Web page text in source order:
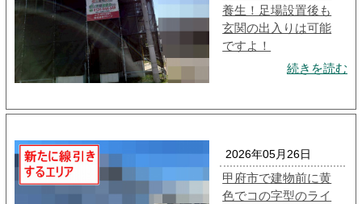
養生！足場設置後も
玄関の出入りは可能
ですよ！
続きを読む
2026年05月26日
甲府市で建物前に黄
色でコの字型のライ